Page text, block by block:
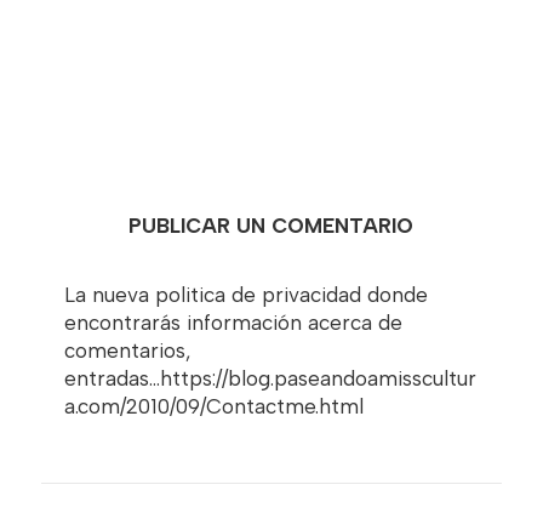
PUBLICAR UN COMENTARIO
La nueva politica de privacidad donde
encontrarás información acerca de
comentarios,
entradas...https://blog.paseandoamisscultur
a.com/2010/09/Contactme.html